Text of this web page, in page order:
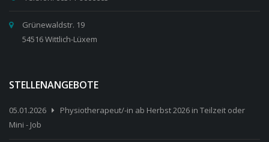
Grünewaldstr. 19
54516 Wittlich-Lüxem
STELLENANGEBOTE
05.01.2026
Physiotherapeut/-in ab Herbst 2026 in Teilzeit oder
Mini - Job